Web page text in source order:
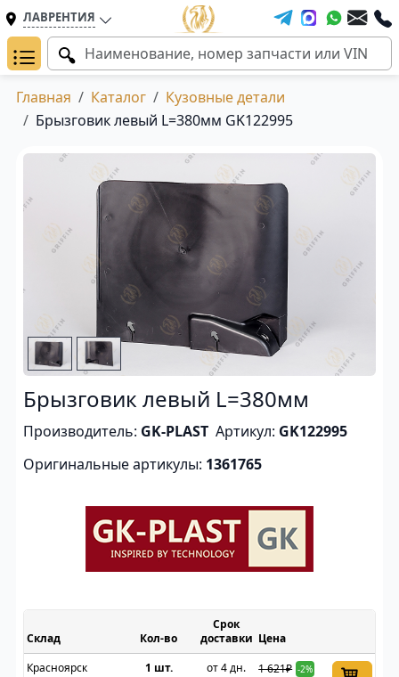
ЛАВРЕНТИЯ
Главная Каталог
Кузовные детали
Брызговик левый L=380мм GK122995
Брызговик левый L=380мм
Производитель: GK-PLAST Артикул: GK122995
Оригинальные артикулы: 1361765
Склад
Срок
доставки Цена
Красноярск
1 шт. от 4 дн. 1 621₽ -2%